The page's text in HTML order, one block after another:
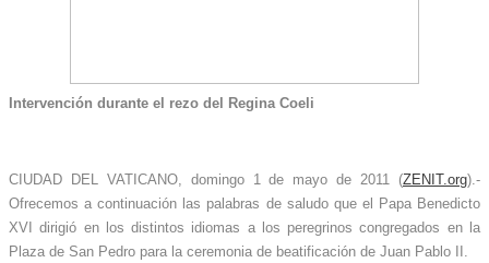
Intervención durante el rezo del Regina Coeli
CIUDAD DEL VATICANO, domingo 1 de mayo de 2011 (ZENIT.org).-
Ofrecemos a continuación las palabras de saludo que el Papa Benedicto
XVI dirigió en los distintos idiomas a los peregrinos congregados en la
Plaza de San Pedro para la ceremonia de beatificación de Juan Pablo II.